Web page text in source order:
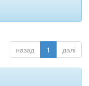
назад 1 далі